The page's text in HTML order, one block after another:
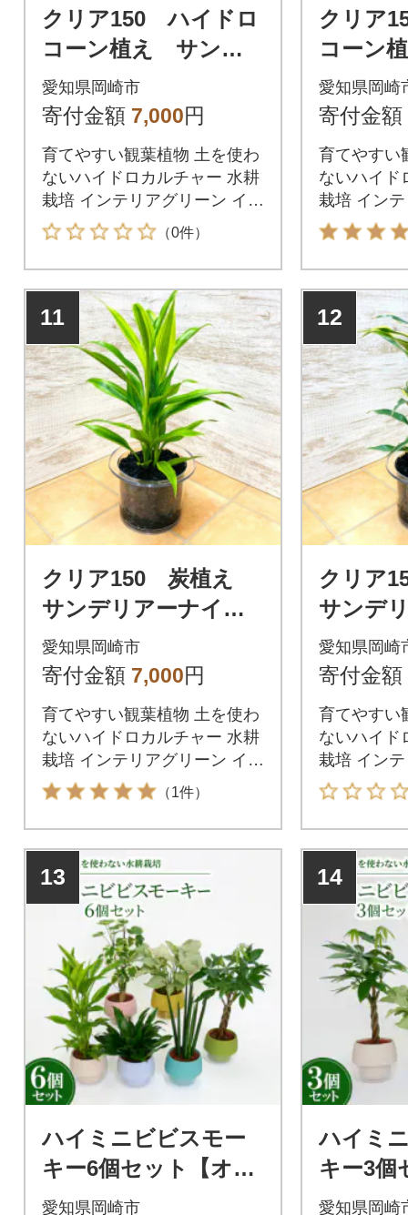
クリア150 ハイドロ
コーン植え サンデ
リアーナホワイト
愛知県岡崎市
寄付金額 7,000円
育てやすい観葉植物 土を使わ
ないハイドロカルチャー 水耕
栽培 インテリアグリーン イン
テリアプランツ
（0件）
クリア
コーン
リアー
愛知県岡崎
寄付金額
育てやすい
ないハイド
栽培 イン
テリアプラ
11
クリア150 炭植え
サンデリアーナイエ
ロー
愛知県岡崎市
寄付金額 7,000円
育てやすい観葉植物 土を使わ
ないハイドロカルチャー 水耕
栽培 インテリアグリーン イン
テリアプランツ
（1件）
12
クリア
サンデ
イト
愛知県岡崎
寄付金額
育てやすい
ないハイド
栽培 イン
テリアプラ
13
ハイミニビビスモー
キー6個セット【オス
スメの観葉植物でお
愛知県岡崎市
14
ハイミ
キー3個
【オス
愛知県岡崎